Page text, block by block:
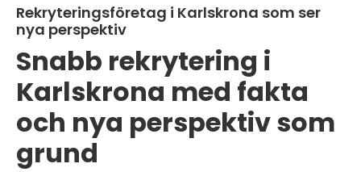
Rekryteringsföretag i Karlskrona som ser
nya perspektiv
Snabb rekrytering i
Karlskrona med fakta
och nya perspektiv som
grund